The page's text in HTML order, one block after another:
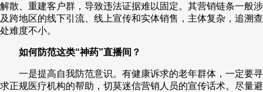
解散、重建客户群，导致违法证据难以固定。其营销链条一般涉
及跨地区的线下引流、线上宣传和实体销售，主体复杂，追溯查
处难度不小。
如何防范这类“神药”直播间？
一是提高自我防范意识。有健康诉求的老年群体，一定要寻
求正规医疗机构的帮助，切莫迷信营销人员的宣传话术。尽量避